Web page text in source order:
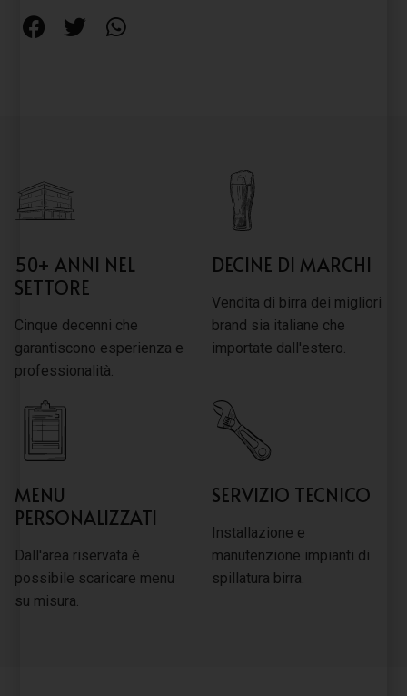
50+ ANNI NEL
SETTORE
Cinque decenni che
garantiscono esperienza e
professionalità.
DECINE DI MARCHI
Vendita di birra dei migliori
brand sia italiane che
importate dall'estero.
MENU
PERSONALIZZATI
Dall'area riservata è
possibile scaricare menu
su misura.
SERVIZIO TECNICO
Installazione e
manutenzione impianti di
spillatura birra.